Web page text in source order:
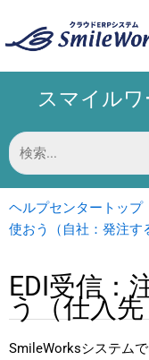
ス
プ
スマイル
検
索
対
象:
ヘルプセンタートップ
使おう（自社：発注す
EDI受信：
う（仕入
SmileWorksシステム